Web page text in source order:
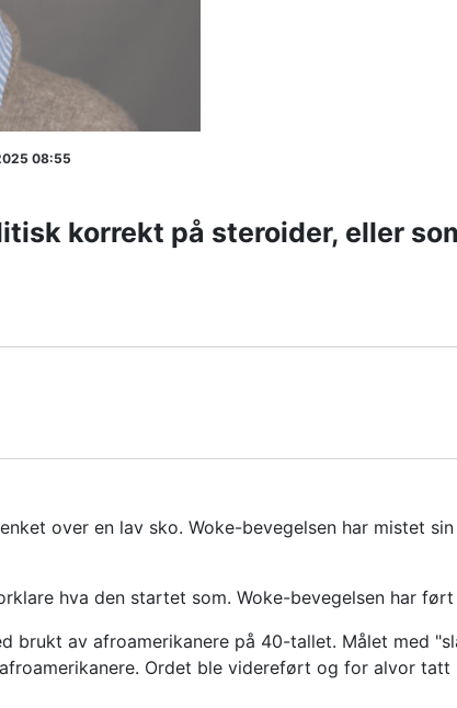
08:55
korrekt på steroider, eller
over en lav sko. Woke-bevegelsen har mistet
hva den startet som. Woke-bevegelsen har
brukt av afroamerikanere på 40-tallet. Målet med
Ordet ble videreført og for alvor tatt